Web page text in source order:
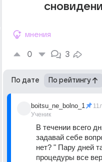
мнения
0 3
По дате По рейтингу
boitsu_ne_bolno_1
Ученик
В течении всего
задавай себе
нет? " Пару дней
процедуры все